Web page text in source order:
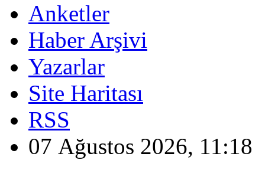
Anketler
Haber Arşivi
Yazarlar
Site Haritası
RSS
07 Ağustos 2026, 11:18